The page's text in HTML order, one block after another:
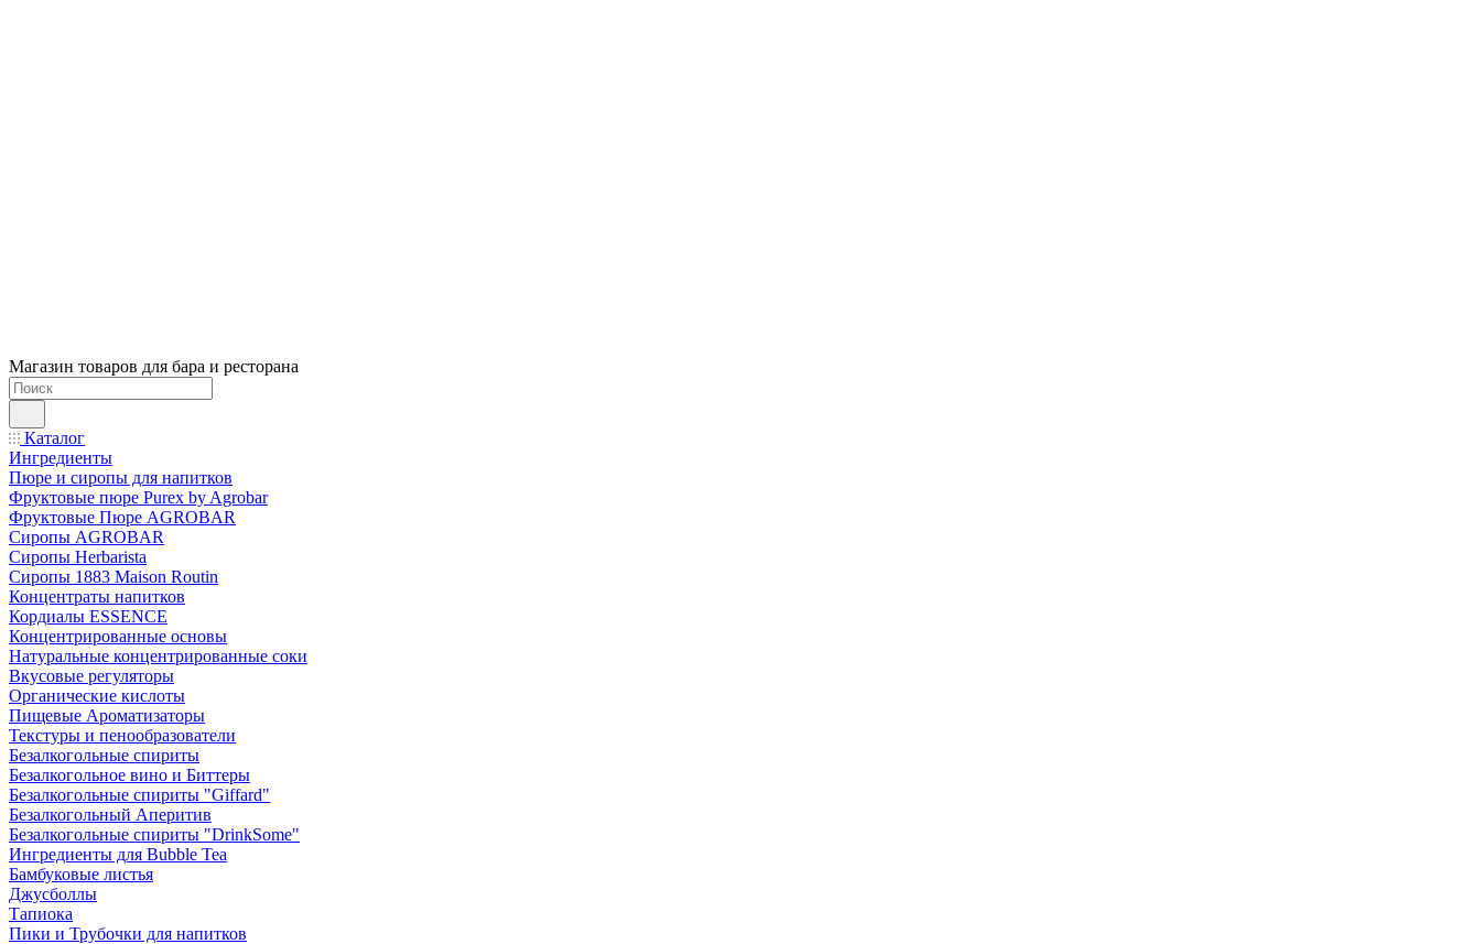
Магазин товаров для бара и ресторана
Каталог
Ингредиенты
Пюре и сиропы для напитков
Фруктовые пюре Purex by Agrobar
Фруктовые Пюре AGROBAR
Сиропы AGROBAR
Сиропы Herbarista
Сиропы 1883 Maison Routin
Концентраты напитков
Кордиалы ESSENCE
Концентрированные основы
Натуральные концентрированные соки
Вкусовые регуляторы
Органические кислоты
Пищевые Ароматизаторы
Текстуры и пенообразователи
Безалкогольные спириты
Безалкогольное вино и Биттеры
Безалкогольные спириты "Giffard"
Безалкогольный Аперитив
Безалкогольные спириты "DrinkSome"
Ингредиенты для Bubble Tea
Бамбуковые листья
Джусболлы
Тапиока
Пики и Трубочки для напитков